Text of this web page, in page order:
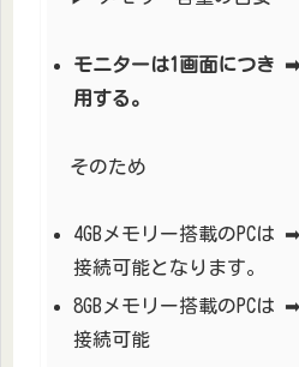
モニターは1画面につき
用する。
そのため
4GBメモリー搭載のPC
接続可能となります。
8GBメモリー搭載のPC
接続可能